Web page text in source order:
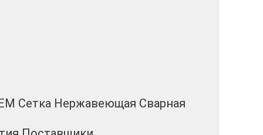
Сетка Нержавеющая Сварная